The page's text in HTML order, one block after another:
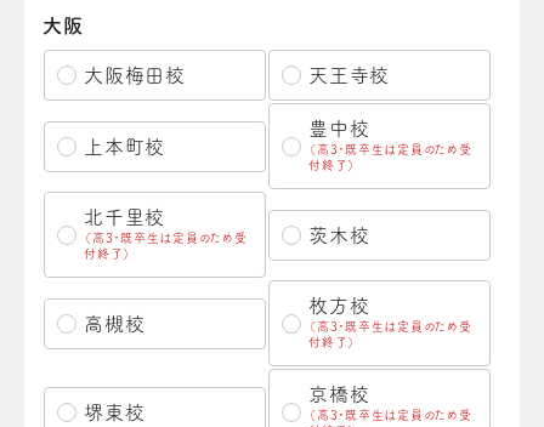
大阪
大阪梅田校 天王寺校
上本町校
豊中校
（高3・既卒生は定員のため受
付終了）
北千里校
（高3・既卒生は定員のため受
付終了）
茨木校
高槻校
枚方校
（高3・既卒生は定員のため受
付終了）
堺東校
京橋校
（高3・既卒生は定員のため受